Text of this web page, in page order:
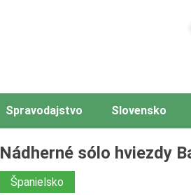
Spravodajstvo Slovensko
Nádherné sólo hviezdy
Španielsko